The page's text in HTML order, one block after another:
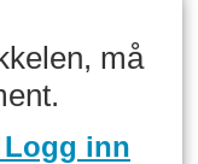
må
inn